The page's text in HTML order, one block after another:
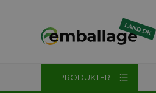
PRODUKTER